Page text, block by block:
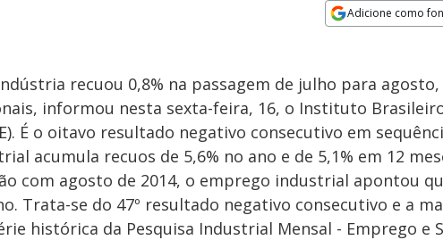
Adicione como
recuou 0,8% na passagem de julho para
informou nesta sexta-feira, 16, o Instituto
É o oitavo resultado negativo consecutivo em
acumula recuos de 5,6% no ano e de 5,1% em 12
com agosto de 2014, o emprego industrial apontou
Trata-se do 47º resultado negativo consecutivo e a
histórica da Pesquisa Industrial Mensal - Emprego e